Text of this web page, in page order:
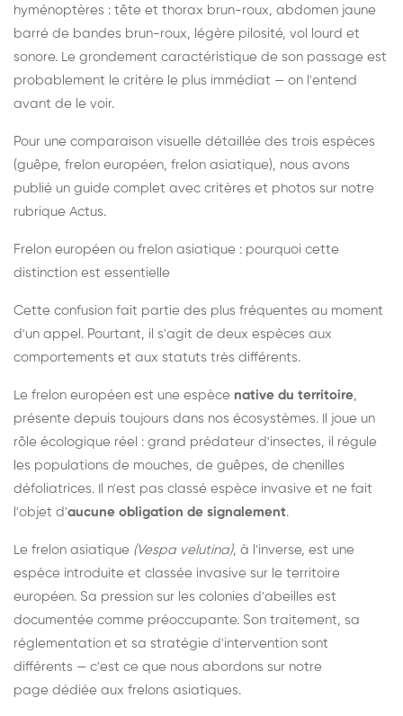
hyménoptères : tête et thorax brun-roux, abdomen jaune
barré de bandes brun-roux, légère pilosité, vol lourd et
sonore. Le grondement caractéristique de son passage est
probablement le critère le plus immédiat — on l'entend
avant de le voir.
Pour une comparaison visuelle détaillée des trois espèces
(guêpe, frelon européen, frelon asiatique), nous avons
publié un guide complet avec critères et photos sur notre
rubrique Actus.
Frelon européen ou frelon asiatique : pourquoi cette
distinction est essentielle
Cette confusion fait partie des plus fréquentes au moment
d'un appel. Pourtant, il s'agit de deux espèces aux
comportements et aux statuts très différents.
Le frelon européen est une espèce native du territoire,
présente depuis toujours dans nos écosystèmes. Il joue un
rôle écologique réel : grand prédateur d'insectes, il régule
les populations de mouches, de guêpes, de chenilles
défoliatrices. Il n'est pas classé espèce invasive et ne fait
l'objet d'aucune obligation de signalement.
Le frelon asiatique (Vespa velutina), à l'inverse, est une
espèce introduite et classée invasive sur le territoire
européen. Sa pression sur les colonies d'abeilles est
documentée comme préoccupante. Son traitement, sa
réglementation et sa stratégie d'intervention sont
différents — c'est ce que nous abordons sur notre
page dédiée aux frelons asiatiques.